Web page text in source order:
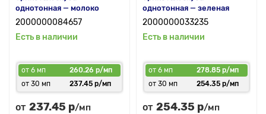
однотонная — молоко
2000000084657
Есть в наличии
от 6 мп
260.26 р/мп
от 30 мп
237.45 р/мп
от 237.45 р/мп
однотонная — зеленая
2000000033235
Есть в наличии
от 6 мп
278.85 р/мп
от 30 мп
254.35 р/мп
от 254.35 р/мп